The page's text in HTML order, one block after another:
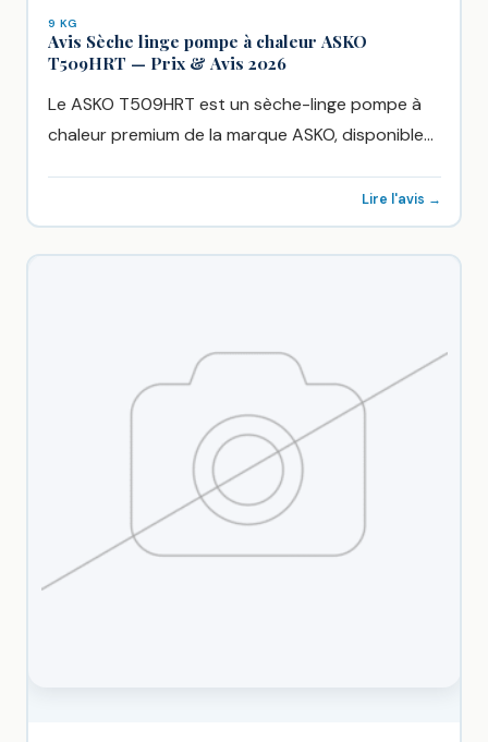
9 KG
Avis Sèche linge pompe à chaleur ASKO
T509HRT — Prix & Avis 2026
Le ASKO T509HRT est un sèche-linge pompe à
chaleur premium de la marque ASKO, disponible
Lire l'avis →